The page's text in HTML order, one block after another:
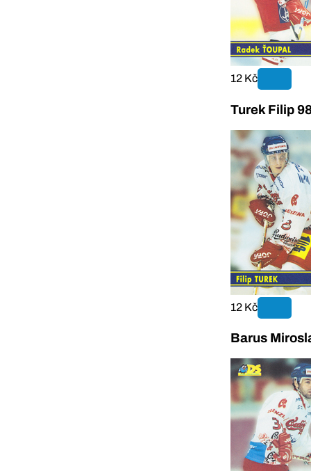
12 Kč
Turek Filip
12 Kč
Barus